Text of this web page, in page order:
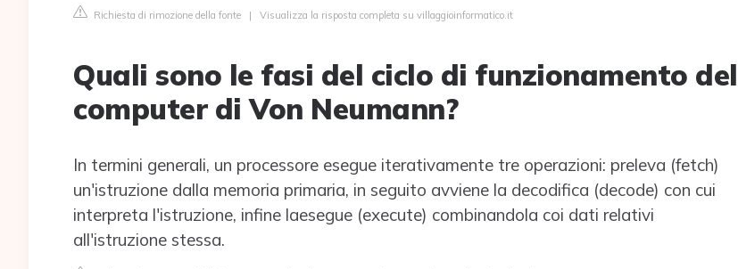
Richiesta di rimozione della fonte | Visualizza la risposta completa su villaggioinformatico.it
Quali sono le fasi del ciclo di funzionamento del
computer di Von Neumann?
In termini generali, un processore esegue iterativamente tre operazioni: preleva (fetch)
un'istruzione dalla memoria primaria, in seguito avviene la decodifica (decode) con cui
interpreta l'istruzione, infine laesegue (execute) combinandola coi dati relativi
all'istruzione stessa.